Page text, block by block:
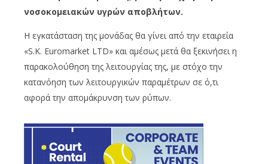
νοσοκομειακών υγρών αποβλήτων.
Η εγκατάσταση της μονάδας θα γίνει από την εταιρεία
«S.K. Euromarket LTD» και αμέσως μετά θα ξεκινήσει η
παρακολούθηση της λειτουργίας της, με στόχο την
κατανόηση των λειτουργικών παραμέτρων σε ό,τι
αφορά την απομάκρυνση των ρύπων.